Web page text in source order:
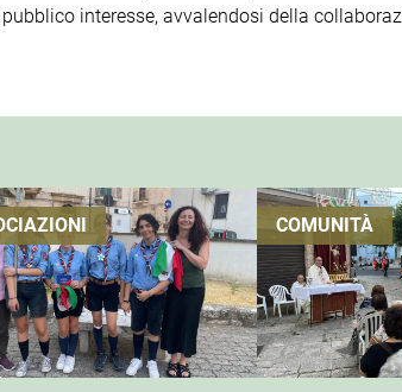
interesse, avvalendosi della
COMUNITÀ